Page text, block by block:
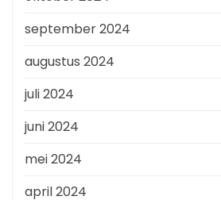
september 2024
augustus 2024
juli 2024
juni 2024
mei 2024
april 2024